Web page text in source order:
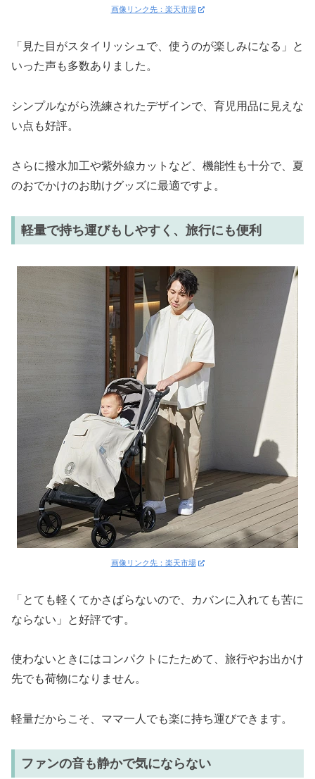
画像リンク先：楽天市場
「見た目がスタイリッシュで、使うのが楽しみになる」と
いった声も多数ありました。
シンプルながら洗練されたデザインで、育児用品に見えな
い点も好評。
さらに撥水加工や紫外線カットなど、機能性も十分で、夏
のおでかけのお助けグッズに最適ですよ。
軽量で持ち運びもしやすく、旅行にも便利
画像リンク先：楽天市場
「とても軽くてかさばらないので、カバンに入れても苦に
ならない」と好評です。
使わないときにはコンパクトにたためて、旅行やお出かけ
先でも荷物になりません。
軽量だからこそ、ママ一人でも楽に持ち運びできます。
ファンの音も静かで気にならない